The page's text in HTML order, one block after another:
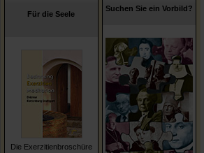
Für die Seele
Die Exerzitienbroschüre
Suchen Sie ein Vorbild?